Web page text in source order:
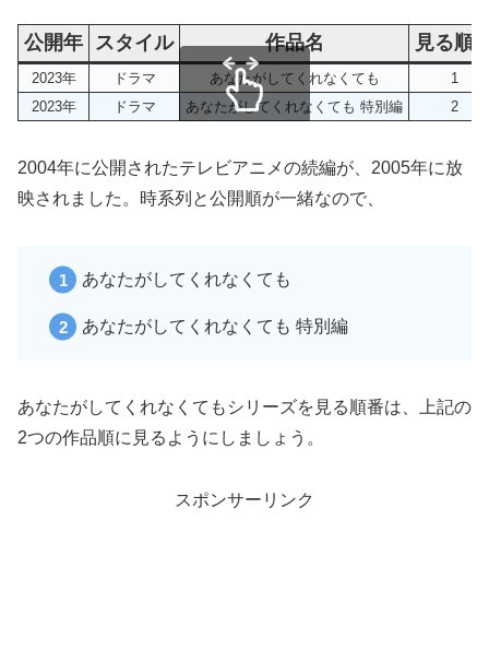
公開年 スタイル 作品名 見る順
2023年 ドラマ あなたがしてくれなくても
1
2023年
ドラマ あなたがしてくれなくても 特別編 2
2004年に公開されたテレビアニメの続編が、2005年に放
映されました。時系列と公開順が一緒なので、
あなたがしてくれなくても
あなたがしてくれなくても 特別編
あなたがしてくれなくてもシリーズを見る順番は、上記の
2つの作品順に見るようにしましょう。
スポンサーリンク